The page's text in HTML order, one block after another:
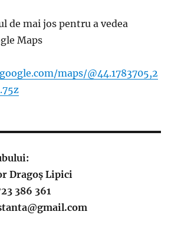
de mai jos pentru a vedea
Maps
maps/@44.1783705,2
Dragoș Lipici
386 361